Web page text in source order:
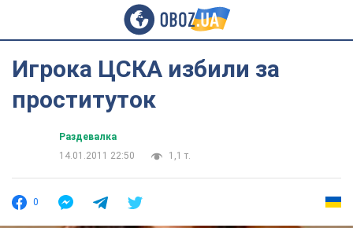
Игрока ЦСКА избили за
проституток
Раздевалка
14.01.2011 22:50
1,1 т.
0